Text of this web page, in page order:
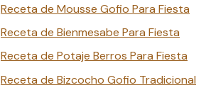
Receta de Mousse Gofio Para Fiesta
Receta de Bienmesabe Para Fiesta
Receta de Potaje Berros Para Fiesta
Receta de Bizcocho Gofio Tradicional